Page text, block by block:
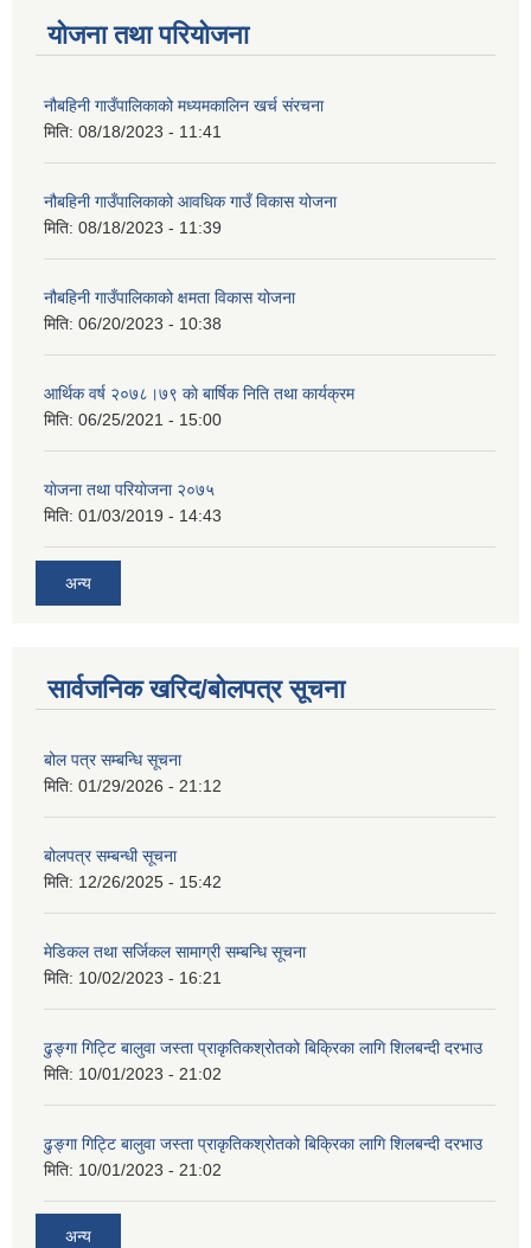
योजना तथा परियोजना
नौबहिनी गाउँपालिकाको मध्यमकालिन खर्च संरचना
मिति: 08/18/2023 - 11:41
नौबहिनी गाउँपालिकाको आवधिक गाउँ विकास योजना
मिति: 08/18/2023 - 11:39
नौबहिनी गाउँपालिकाको क्षमता विकास योजना
मिति: 06/20/2023 - 10:38
आर्थिक वर्ष २०७८।७९ काे बार्षिक निति तथा कार्यक्रम
मिति: 06/25/2021 - 15:00
याेजना तथा परियाेजना २०७५
मिति: 01/03/2019 - 14:43
अन्य
सार्वजनिक खरिद/बोलपत्र सूचना
बोल पत्र सम्बन्धि सूचना
मिति: 01/29/2026 - 21:12
बोलपत्र सम्बन्धी सूचना
मिति: 12/26/2025 - 15:42
मेडिकल तथा सर्जिकल सामाग्री सम्बन्धि सूचना
मिति: 10/02/2023 - 16:21
ढुङ्गा गिट्टि बालुवा जस्ता प्राकृतिकश्रोतको बिक्रिका लागि शिलबन्दी दरभाउ
मिति: 10/01/2023 - 21:02
ढुङ्गा गिट्टि बालुवा जस्ता प्राकृतिकश्रोतको बिक्रिका लागि शिलबन्दी दरभाउ
मिति: 10/01/2023 - 21:02
अन्य